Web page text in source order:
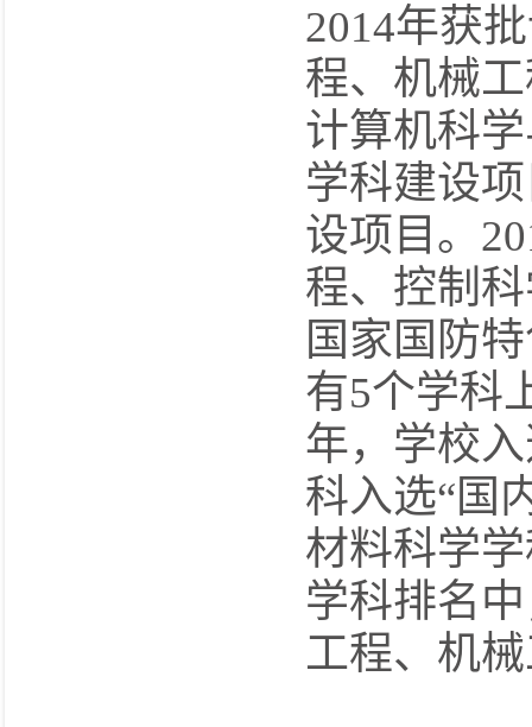
2014年获
程、机械
计算机科
学科建设
设项目。
程、控制
国家国防
有5个学科
年，学校
科入选“国
材料科学
学科排名
工程、机